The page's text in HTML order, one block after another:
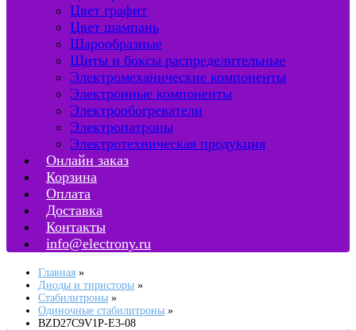
Цвет графит
Цвет шампань
Шарообразные
Щиты и боксы распределительные
Электромеханические компоненты
Электронные компоненты
Электрообогреватели
Электропатроны
Электротехническая продукция
Онлайн заказ
Корзина
Оплата
Доставка
Контакты
info@electrony.ru
Главная
Диоды и тиристоры
Стабилитроны
Одиночные стабилитроны
BZD27C9V1P-E3-08